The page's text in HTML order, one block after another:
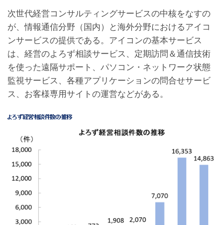
次世代経営コンサルティングサービスの中核をなすの
が、情報通信分野（国内）と海外分野におけるアイコ
ンサービスの提供である。アイコンの基本サービス
は、経営のよろず相談サービス、定期訪問＆通信技術
を使った遠隔サポート、パソコン・ネットワーク状態
監視サービス、各種アプリケーションの問合せサービ
ス、お客様専用サイトの運営などがある。